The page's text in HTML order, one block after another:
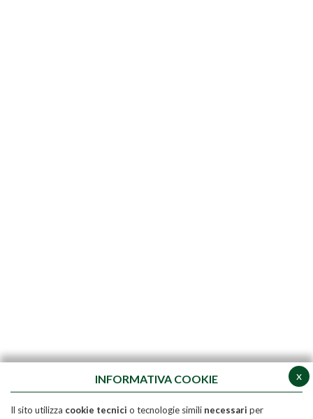
x
INFORMATIVA COOKIE
Il sito utilizza cookie tecnici o tecnologie simili necessari per